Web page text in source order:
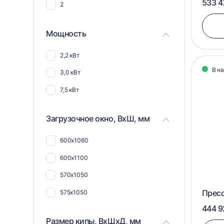
Для текстиля
2
Мощность
2,2 кВт
3,0 кВт
7,5 кВт
Загрузочное окно, ВхШ, мм
600х1060
600х1100
570х1050
575х1050
Размер кипы, ВхШхД, мм
533
В
444